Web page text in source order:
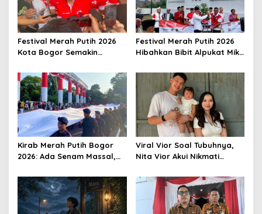
Festival Merah Putih 2026
Kota Bogor Semakin
Wisatawan hingga Dorong
Ekonomi Lokal
Festival Merah Putih 2026
Hibahkan Bibit Alpukat Miki
Bogor
Kirab Merah Putih Bogor
2026: Ada Senam Massal,
Angka 81
Viral Vior Soal Tubuhnya,
Nita Vior Akui Nikmati